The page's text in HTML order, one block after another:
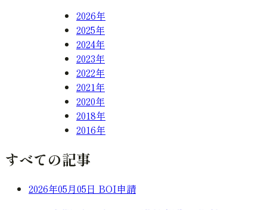
2026年
2025年
2024年
2023年
2022年
2021年
2020年
2018年
2016年
すべての記事
2026年05月05日 BOI申請